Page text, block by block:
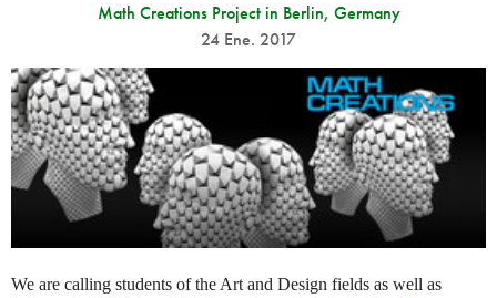
Math Creations Project in Berlin, Germany
24 Ene. 2017
We are calling students of the Art and Design fields as well as